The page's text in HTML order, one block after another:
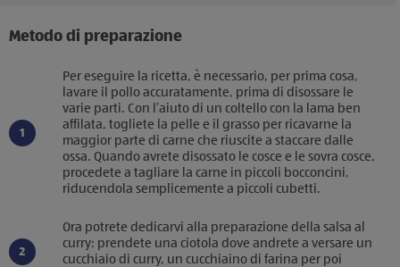
Metodo di preparazione
Per eseguire la ricetta, è necessario, per prima cosa,
lavare il pollo accuratamente, prima di disossare le
varie parti. Con l’aiuto di un coltello con la lama ben
affilata, togliete la pelle e il grasso per ricavarne la
maggior parte di carne che riuscite a staccare dalle
ossa. Quando avrete disossato le cosce e le sovra cosce,
procedete a tagliare la carne in piccoli bocconcini,
riducendola semplicemente a piccoli cubetti.
Ora potrete dedicarvi alla preparazione della salsa al
curry: prendete una ciotola dove andrete a versare un
cucchiaio di curry, un cucchiaino di farina per poi